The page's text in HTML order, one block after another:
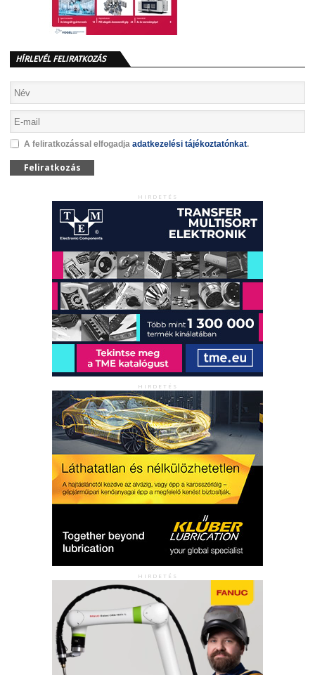
HÍRLEVÉL FELIRATKOZÁS
A feliratkozással elfogadja adatkezelési tájékoztatónkat.
Feliratkozás
HIRDETÉS
HIRDETÉS
HIRDETÉS